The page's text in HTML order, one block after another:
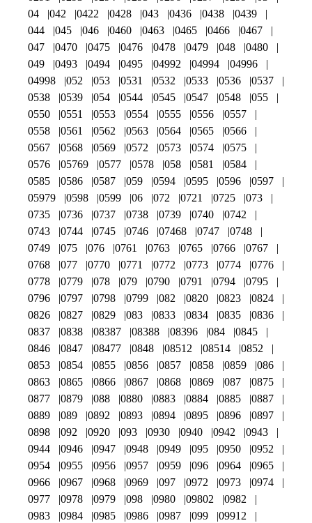
04
042 0422 0428 043 0436 0438
0439
044
045 046 0460 0463 0465 0466
0467
047
0470 0475 0476 0478 0479 048
0480
049
0493 0494 0495 04992 04994
04996
04998
052 053 0531 0532 0533 0536
0537
0538
0539 054 0544 0545 0547 0548
055
0550
0551 0553 0554 0555 0556
0557
0558
0561 0562 0563 0564 0565
0566
0567
0568 0569 0572 0573 0574
0575
0576
05769 0577 0578 058 0581
0584
0585
0586 0587 059 0594 0595 0596
0597
05979
0598 0599 06 072 0721 0725
073
0735
0736 0737 0738 0739 0740
0742
0743
0744 0745 0746 07468 0747
0748
0749
075 076 0761 0763 0765 0766
0767
0768
077 0770 0771 0772 0773 0774
0776
0778
0779 078 079 0790 0791 0794
0795
0796
0797 0798 0799 082 0820 0823
0824
0826
0827 0829 083 0833 0834 0835
0836
0837
0838 08387 08388 08396 084
0845
0846
0847 08477 0848 08512 08514
0852
0853
0854 0855 0856 0857 0858 0859
086
0863
0865 0866 0867 0868 0869 087
0875
0877
0879 088 0880 0883 0884 0885
0887
0889
089 0892 0893 0894 0895 0896
0897
0898
092 0920 093 0930 0940 0942
0943
0944
0946 0947 0948 0949 095 0950
0952
0954
0955 0956 0957 0959 096 0964
0965
0966
0967 0968 0969 097 0972 0973
0974
0977
0978 0979 098 0980 09802
0982
0983
0984 0985 0986 0987 099
09912